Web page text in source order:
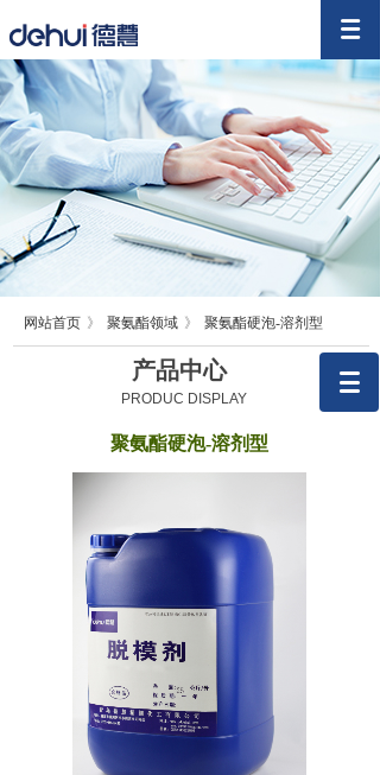
网站首页 》 聚氨酯领域 》 聚氨酯硬泡-溶剂型
产品中心
PRODUC DISPLAY
聚氨酯硬泡-溶剂型